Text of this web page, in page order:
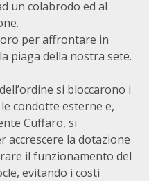
un colabrodo ed al
per affrontare in
piaga della nostra sete.
si bloccarono i
condotte esterne e,
Cuffaro, si
accrescere la dotazione
il funzionamento del
evitando i costi